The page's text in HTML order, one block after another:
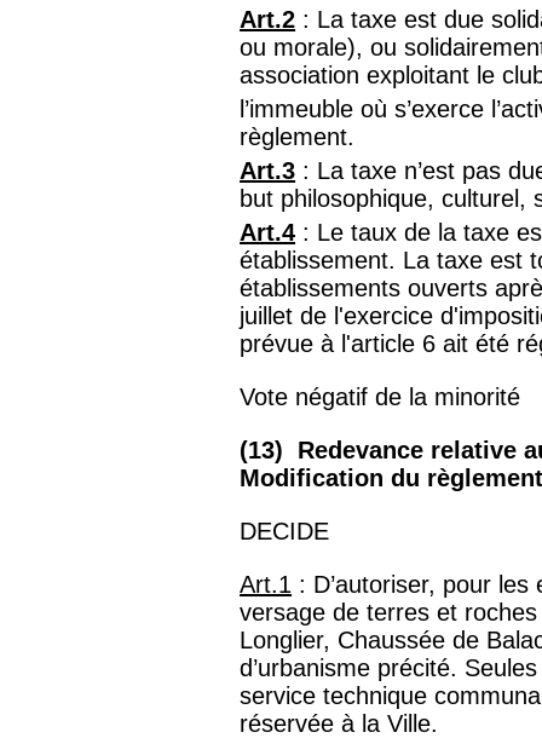
Art.2 : La taxe est due
ou morale), ou
association exploitant le
l’immeuble où s’exerce
règlement.
Art.3 : La taxe n’est pas
but philosophique, culturel,
Art.4 : Le taux de la taxe
établissement. La taxe est
établissements ouverts
juillet de l'exercice
prévue à l'article 6 ait été
Vote négatif de la minorité
(13) Redevance relative
Modification du
DECIDE
Art.1 : D’autoriser, pour
versage de terres et
Longlier, Chaussée de
d’urbanisme précité.
service technique
réservée à la Ville.